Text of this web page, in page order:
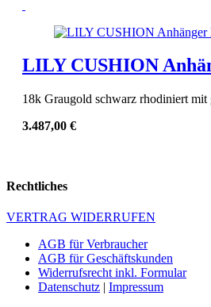
LILY CUSHION
18k Graugold schwarz rhodiniert mit
3.487,00 €
Rechtliches
VERTRAG WIDERRUFEN
AGB für Verbraucher
AGB für Geschäftskunden
Widerrufsrecht inkl. Formular
Datenschutz | Impressum